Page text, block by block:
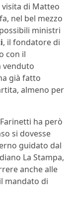
di Matteo
nel bel mezzo
ministri
, il fondatore di
con il
venduto
già fatto
almeno per
ha però
si dovesse
guidato dal
La Stampa,
anche alle
mandato di